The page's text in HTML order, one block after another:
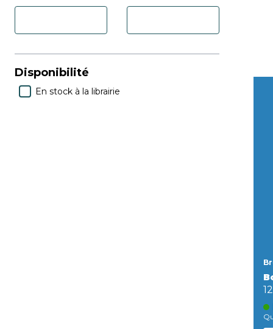
Disponibilité
En stock à la librairie